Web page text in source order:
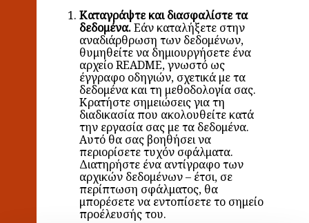
Καταγράψτε και διασφαλίστε τα
δεδομένα.Εάν καταλήξετε στην
αναδιάρθρωση των δεδομένων,
θυμηθείτε να δημιουργήσετε ένα
αρχείο README, γνωστό ως
έγγραφο οδηγιών, σχετικά με τα
δεδομένα και τη μεθοδολογία σας.
Κρατήστε σημειώσεις για τη
διαδικασία που ακολουθείτε κατά
την εργασία σας με τα δεδομένα.
Αυτό θα σας βοηθήσει να
περιορίσετε τυχόν σφάλματα.
Διατηρήστε ένα αντίγραφο των
αρχικών δεδομένων – έτσι, σε
περίπτωση σφάλματος, θα
μπορέσετε να εντοπίσετε το σημείο
προέλευσής του.